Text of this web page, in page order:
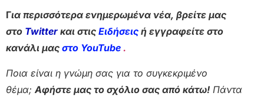
Για περισσότερα ενημερωμένα νέα, βρείτε μας
στο Twitter και στις Ειδήσεις ή εγγραφείτε στο
κανάλι μας στο YouTube .
Ποια είναι η γνώμη σας για το συγκεκριμένο
θέμα; Αφήστε μας το σχόλιο σας από κάτω! Πάντα